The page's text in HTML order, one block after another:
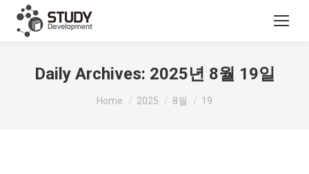
Daily Archives: 2025년 8월 19일
You are here:
Home 2025 8월 19